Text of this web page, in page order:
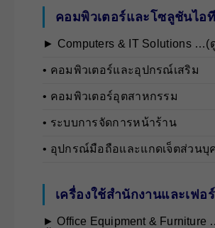
คอมพิวเตอร์และโซลูชันไอที
► Computers & IT Solutions
• คอมพิวเตอร์และอุปกรณ์เสริม
• คอมพิวเตอร์อุตสาหกรรม
• ระบบการจัดการหน้าร้าน
• อุปกรณ์มือถือและแกดเจ็ตส่วนบุ
เครื่องใช้สำนักงานและเฟอ
► Office Equipment & Furniture